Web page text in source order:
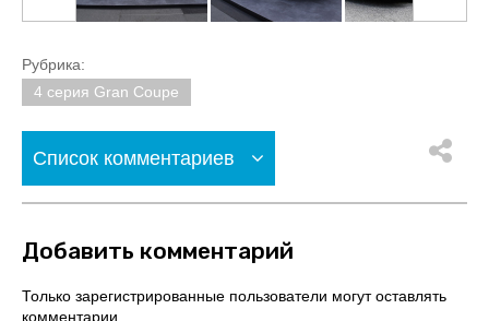
Рубрика:
4 серия Gran Coupe
Список комментариев
Добавить комментарий
Только зарегистрированные пользователи могут оставлять
комментарии.